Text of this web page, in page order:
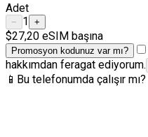
Adet
− 1 +
$27,20 eSIM başına
Promosyon kodunuz var mı?
hakkımdan feragat ediyorum.
📱 Bu telefonumda çalışır mı?